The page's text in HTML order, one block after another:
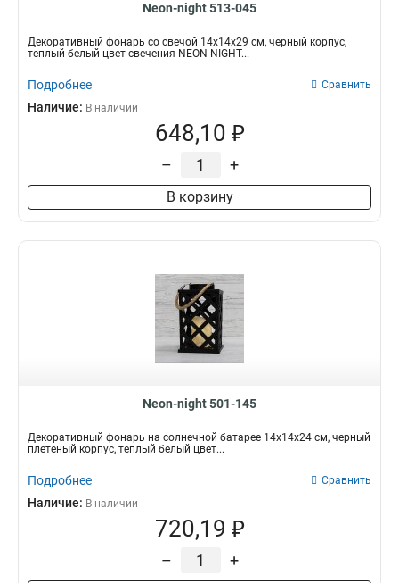
Neon-night 513-045
Декоративный фонарь со свечой 14x14x29 см, черный корпус,
теплый белый цвет свечения NEON-NIGHT...
Подробнее Сравнить
Наличие: В наличии
648,10 ₽
– +
В корзину
Neon-night 501-145
Декоративный фонарь на солнечной батарее 14х14х24 см, черный
плетеный корпус, теплый белый цвет...
Подробнее Сравнить
Наличие: В наличии
720,19 ₽
– +